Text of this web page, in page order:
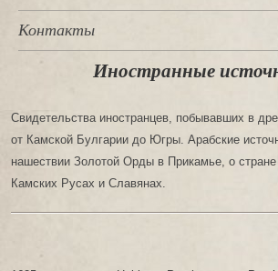
Контакты
Иностранные
Свидетельства иностранцев, побывавших в
от Камской Булгарии до Югры. Арабские
нашествии Золотой Орды в Прикамье, о
Камских Русах и Славянах.